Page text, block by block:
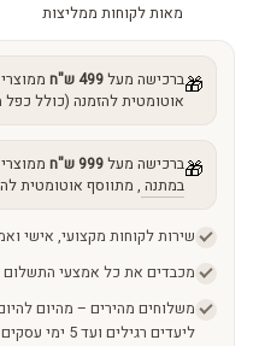
מאות לקוחות ממליצות
🎁ברכישה מעל499 ש"ח
אוטומטית להזמנה (כולל
🎁ברכישה מעל999 ש"ח
במתנה , מתווסף אוטומטית
שירות לקוחות מקצועי, אישי
מכבדים את כל אמצעי התשלום
ליעדים רגילים ועד 5 ימי עסקים ליעדים מרוחקים